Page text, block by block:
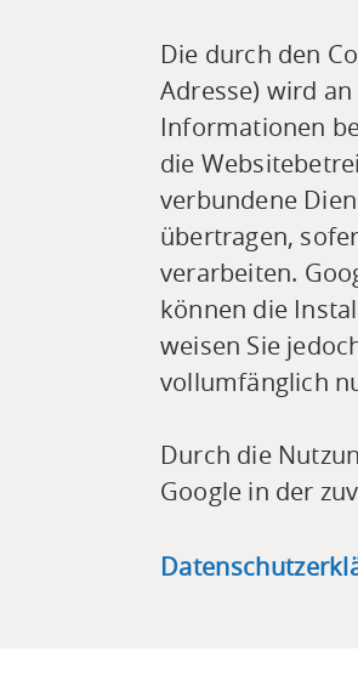
Die durch den
Adresse) wird
Informationen
die
verbundene
übertragen,
verarbeiten.
können die
weisen Sie
vollumfänglich
Durch die
Google in der